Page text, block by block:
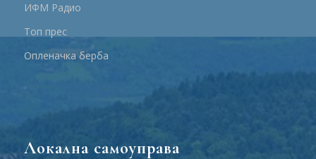
ИФМ Радио
Топ прес
Опленачка берба
Локална самоуправа